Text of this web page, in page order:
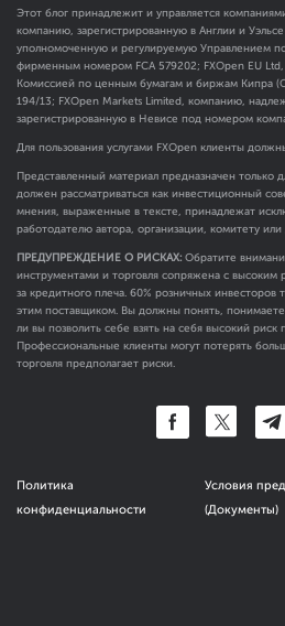
Этот блог принадлежит и управляется
компанию, зарегистрированную в Англии и
уполномоченную и регулируемую Управлением
фирменным номером FCA 579202; FXOpen EU
Комиссией по ценным бумагам и биржам Кипра
194/13; FXOpen Markets Limited, компанию,
зарегистрированную в Невисе под номером
Для пользования услугами FXOpen клиенты
Представленный материал предназначен только
должен рассматриваться как инвестиционный
мнения, выраженные в тексте, принадлежат
работодателю автора, организации, комитету
ПРЕДУПРЕЖДЕНИЕ О РИСКАХ: Обратите
инструментами и торговля сопряжена с высоким
за кредитного плеча. 60% розничных инвесторов
этим поставщиком. Вы должны понять,
ли вы позволить себе взять на себя высокий риск
Профессиональные клиенты могут потерять
торговля предполагает риски.
Политика
конфиденциальности
Условия
(Документы)